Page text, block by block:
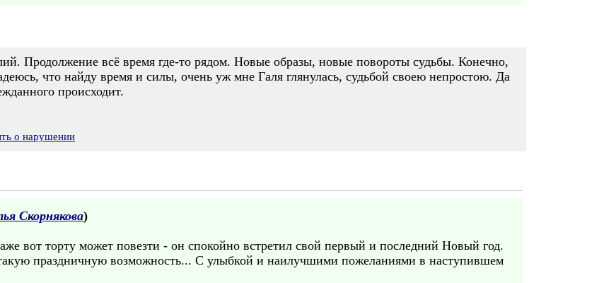
Продолжение всё время где-то рядом. Новые образы, новые повороты судьбы. Конечно,
что найду время и силы, очень уж мне Галя глянулась, судьбой своею непростою. Да
происходит.
о нарушении
Скорнякова)
вот торту может повезти - он спокойно встретил свой первый и последний Новый год.
праздничную возможность... С улыбкой и наилучшими пожеланиями в наступившем